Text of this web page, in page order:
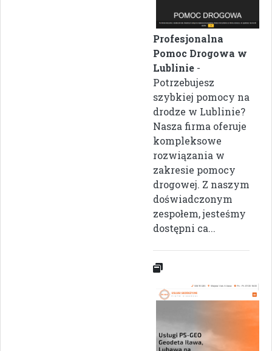
Profesjonalna
Pomoc Drogowa w
Lublinie -
Potrzebujesz
szybkiej pomocy na
drodze w Lublinie?
Nasza firma oferuje
kompleksowe
rozwiązania w
zakresie pomocy
drogowej. Z naszym
doświadczonym
zespołem, jesteśmy
dostępni ca...